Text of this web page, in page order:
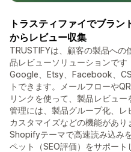
トラスティファイでブラ
からレビュー収集
TRUSTIFYは、顧客の製品への
品レビューソリューションです
Google、Etsy、Facebook、
トできます。メールフローや
リンクを使って、製品レビュ
管理には、製品グループ化、
カスタマイズなどの機能があ
Shopifyテーマで高速読み込み
ペット（SEO評価）をサポート